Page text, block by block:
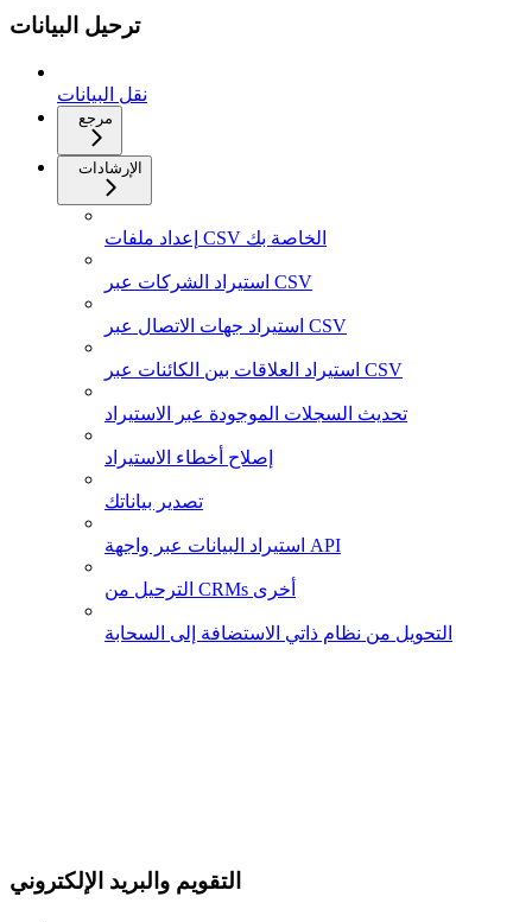
ترحيل البيانات
نقل البيانات
مرجع
الإرشادات
إعداد ملفات CSV الخاصة بك
استيراد الشركات عبر CSV
استيراد جهات الاتصال عبر CSV
استيراد العلاقات بين الكائنات عبر CSV
تحديث السجلات الموجودة عبر الاستيراد
إصلاح أخطاء الاستيراد
تصدير بياناتك
استيراد البيانات عبر واجهة API
الترحيل من CRMs أخرى
التحويل من نظام ذاتي الاستضافة إلى السحابة
التقويم والبريد الإلكتروني